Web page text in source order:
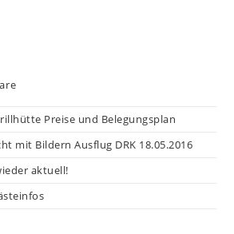
Preise und Belegungsplan
mit Bildern Ausflug DRK 18.05.2016
aktuell!